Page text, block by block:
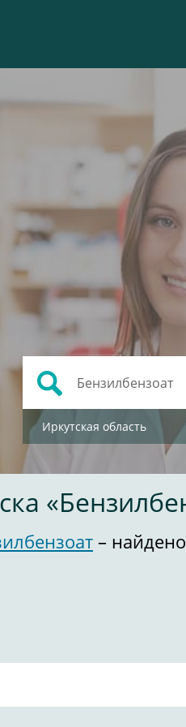
Иркутская область
–